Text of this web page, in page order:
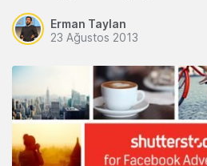
Erman Taylan
23 Ağustos 2013